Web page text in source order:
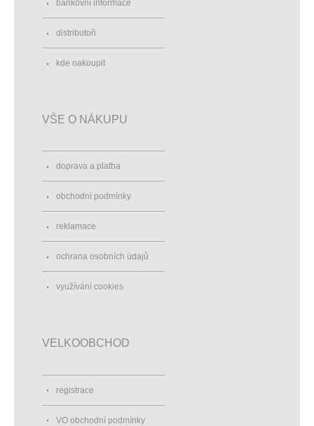
bankovní informace
distributoři
kde nakoupit
VŠE O NÁKUPU
doprava a platba
obchodní podmínky
reklamace
ochrana osobních údajů
využívání cookies
VELKOOBCHOD
registrace
VO obchodní podmínky